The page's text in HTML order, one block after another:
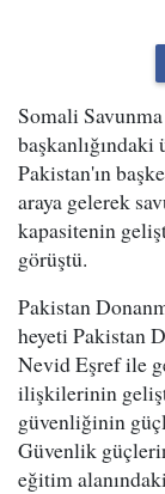
Somali
Pakistan'ın
araya gelerek
kapasitenin
görüştü.
Pakistan
heyeti Pakistan
Nevid Eşref ile
ilişkilerinin
güvenliğinin
Güvenlik
eğitim